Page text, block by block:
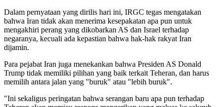
Dalam pernyataan yang dirilis hari ini, IRGC tegas mengatakan
bahwa Iran tidak akan menerima kesepakatan apa pun untuk
mengakhiri perang yang dikobarkan AS dan Israel terhadap
negaranya, kecuali ada kepastian bahwa hak-hak rakyat Iran
dijamin.
Para pejabat Iran juga menekankan bahwa Presiden AS Donald
Trump tidak memiliki pilihan yang baik terkait Teheran, dan harus
memilih antara jalan yang "buruk" atau "lebih buruk".
"Ini sekaligus peringatan bahwa serangan baru apa pun terhadap